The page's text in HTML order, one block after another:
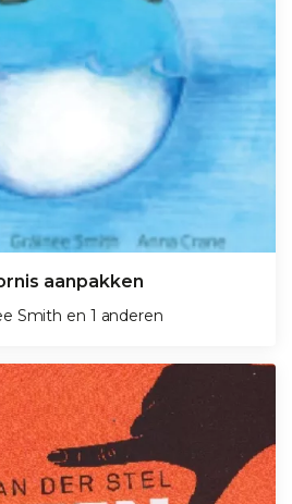
aanpakken
Smith en 1 anderen